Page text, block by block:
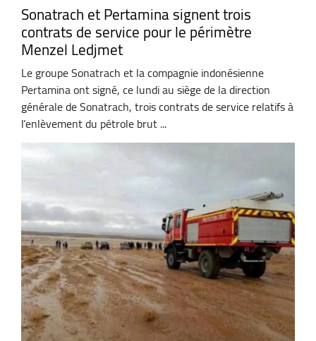
Sonatrach et Pertamina signent trois
contrats de service pour le périmètre
Menzel Ledjmet
Le groupe Sonatrach et la compagnie indonésienne
Pertamina ont signé, ce lundi au siège de la direction
générale de Sonatrach, trois contrats de service relatifs à
l’enlèvement du pétrole brut ...